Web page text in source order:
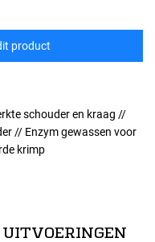
product
schouder en kraag //
// Enzym gewassen voor
krimp